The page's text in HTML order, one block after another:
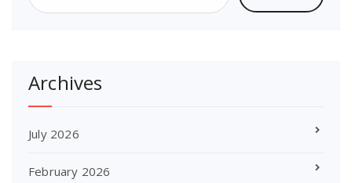
Archives
July 2026
February 2026